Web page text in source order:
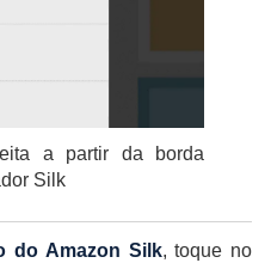
a partir da borda
Silk
do Amazon Silk, toque no